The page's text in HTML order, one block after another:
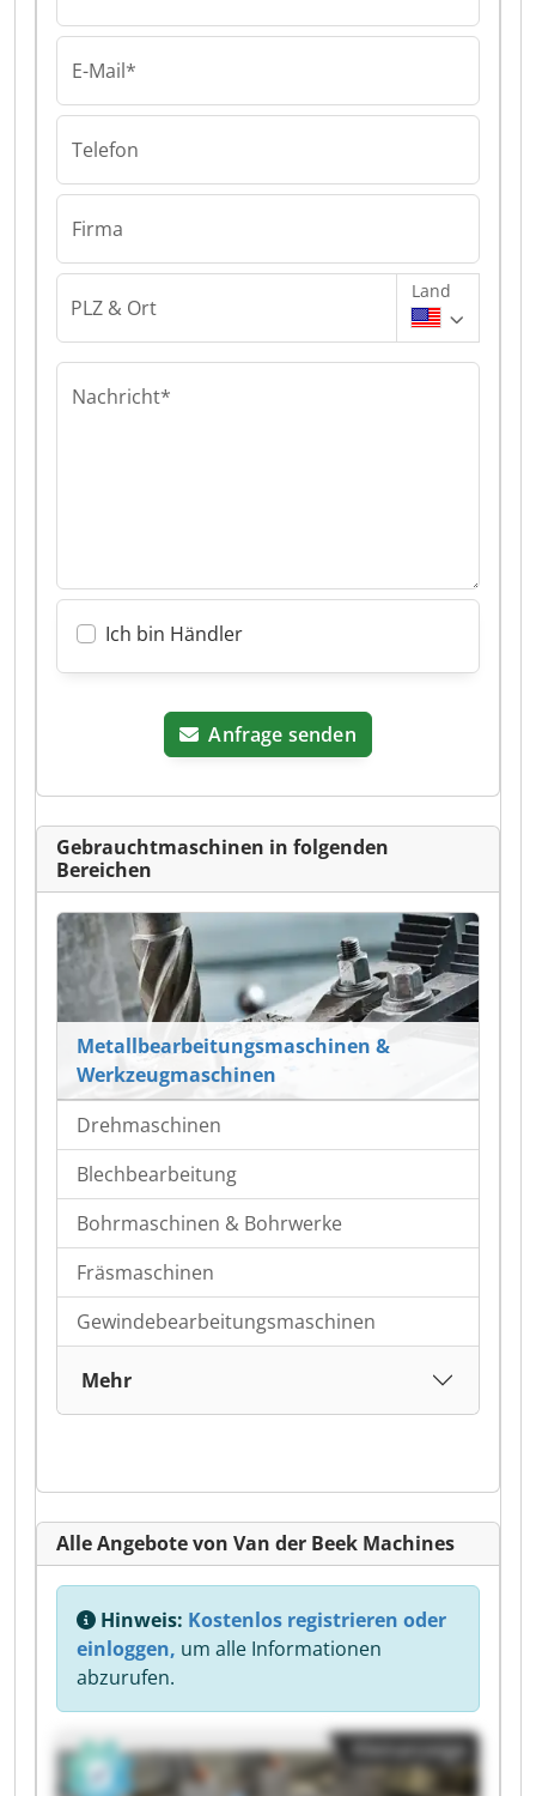
E-Mail*
Telefon
Firma
PLZ & Ort
Land
Nachricht*
Ich bin Händler
Anfrage senden
Gebrauchtmaschinen in folgenden
Bereichen
Metallbearbeitungsmaschinen &
Werkzeugmaschinen
Drehmaschinen
Blechbearbeitung
Bohrmaschinen & Bohrwerke
Fräsmaschinen
Gewindebearbeitungsmaschinen
Mehr
Alle Angebote von Van der Beek Machines
Hinweis: Kostenlos registrieren oder
einloggen, um alle Informationen
abzurufen.
Kleinanzeige